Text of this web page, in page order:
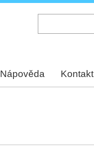
Nápověda Kontakt